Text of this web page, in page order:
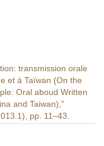
transmission orale
et à Taïwan (On the
Oral aboud Written
and Taiwan),”
pp. 11–43.